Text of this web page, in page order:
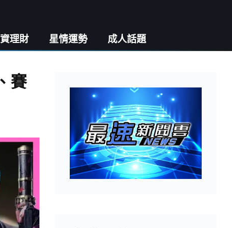
理財 星情運勢 成人話題
賽